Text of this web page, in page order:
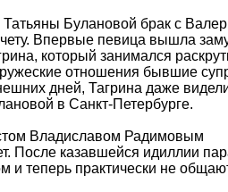
Татьяны Булановой брак с
Впервые певица вышла
который занимался
отношения бывшие
дней, Тагрина даже
в Санкт-Петербурге.
Владиславом Радимовым
После казавшейся идиллии
и теперь практически не